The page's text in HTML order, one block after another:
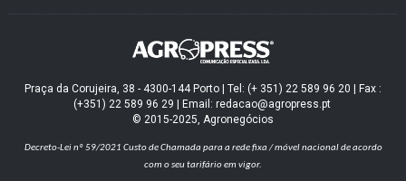
Praça da Corujeira, 38 - 4300-144 Porto | Tel: (+ 351) 22 589 96 20 | Fax :
(+351) 22 589 96 29 | Email: redacao@agropress.pt
© 2015-2025, Agronegócios
Decreto-Lei nº 59/2021 Custo de Chamada para a rede fixa / móvel nacional de acordo
com o seu tarifário em vigor.